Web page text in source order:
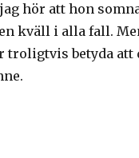
hör att hon
kväll i alla fall.
betyda att